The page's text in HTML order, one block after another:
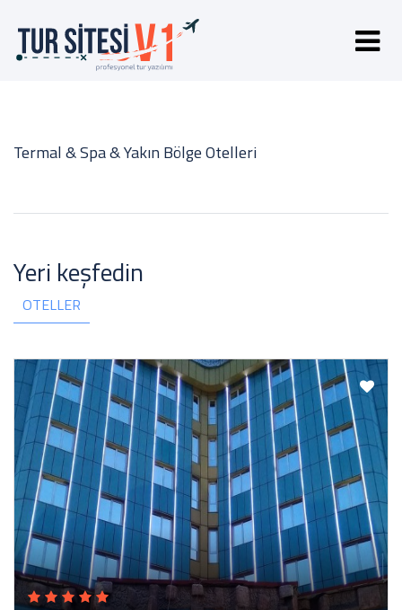
Termal & Spa & Yakın Bölge Otelleri
Yeri keşfedin
OTELLER